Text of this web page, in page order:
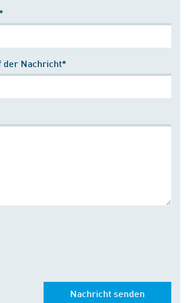
der Nachricht*
Nachricht senden